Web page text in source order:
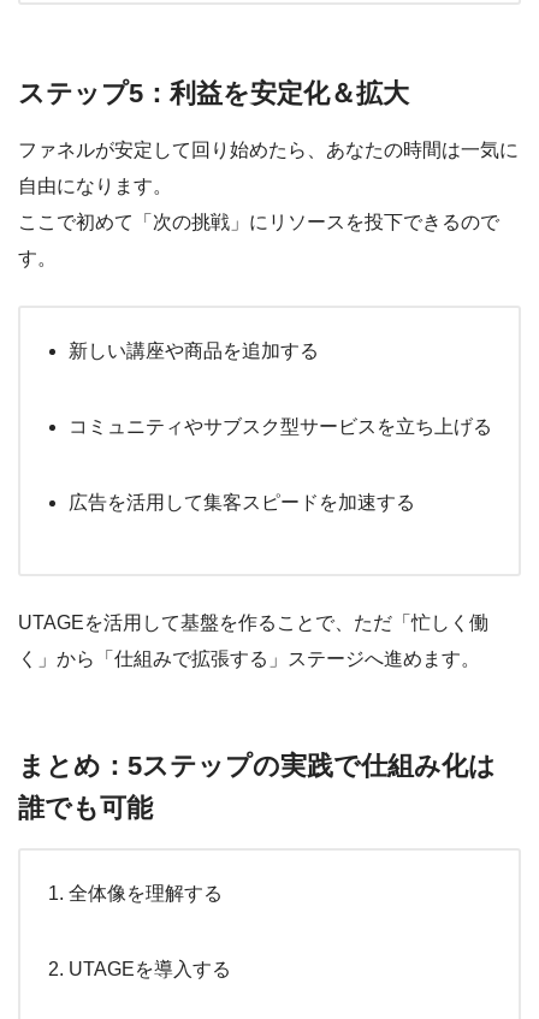
ステップ5：利益を安定化＆拡大
ファネルが安定して回り始めたら、あなたの時間は一気に
自由になります。
ここで初めて「次の挑戦」にリソースを投下できるので
す。
新しい講座や商品を追加する
コミュニティやサブスク型サービスを立ち上げる
広告を活用して集客スピードを加速する
UTAGEを活用して基盤を作ることで、ただ「忙しく働
く」から「仕組みで拡張する」ステージへ進めます。
まとめ：5ステップの実践で仕組み化は
誰でも可能
全体像を理解する
UTAGEを導入する